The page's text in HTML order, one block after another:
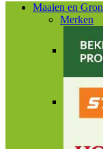
Maaien en
Merken